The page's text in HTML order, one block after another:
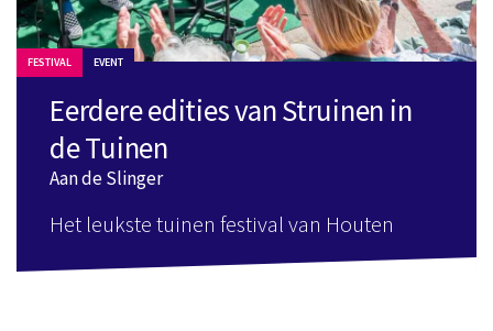
FESTIVAL EVENT
Eerdere edities van Struinen in
de Tuinen
Aan de Slinger
Het leukste tuinen festival van Houten